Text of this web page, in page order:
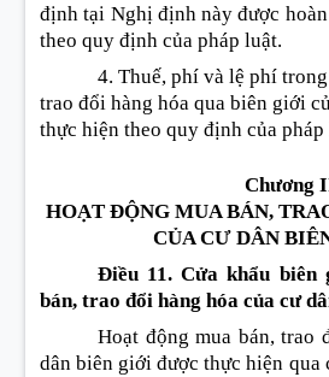
định tại Nghị định này được
theo quy định của pháp luật.
4. Thuế, phí và lệ phí
trao đổi hàng hóa qua biên giới
thực hiện theo quy định của pháp
Chương
HOẠT ĐỘNG MUA BÁN,
CỦA CƯ DÂN
Điều 11. Cửa khẩu biên
bán, trao đổi hàng hóa của cư
Hoạt động mua bán, trao
dân biên giới được thực hiện qua